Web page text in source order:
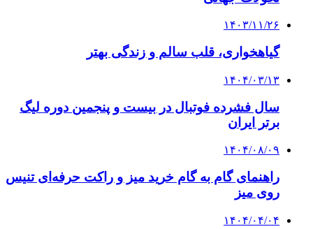
۱۴۰۳/۱۱/۲۶
گیاهخواری، قلب سالم و زندگی بهتر
۱۴۰۴/۰۳/۱۳
سال فشرده فوتبال در بیست و پنجمین دوره لیگ
برتر ایران
۱۴۰۴/۰۸/۰۹
راهنمای گام به گام خرید میز و راکت حرفه‌ای تنیس
روی میز
۱۴۰۴/۰۴/۰۴